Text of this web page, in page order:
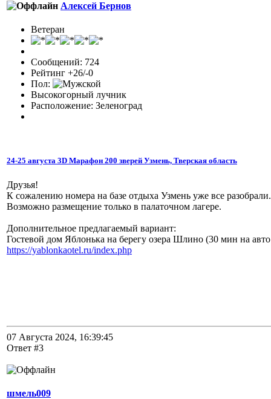
Алексей Бернов
Ветеран
Сообщений: 724
Рейтинг +26/-0
Пол:
Высокогорный лучник
Расположение: Зеленоград
24-25 августа 3D Марафон 200 зверей Узмень, Тверская область
Друзья!
К сожалению номера на базе отдыха Узмень уже все разобрали.
Возможно размещение только в палаточном лагере.
Дополнительное предлагаемый вариант:
Гостевой дом Яблонька на берегу озера Шлино (30 мин на
https://yablonkaotel.ru/index.php
07 Августа 2024, 16:39:45
Ответ #3
шмель009